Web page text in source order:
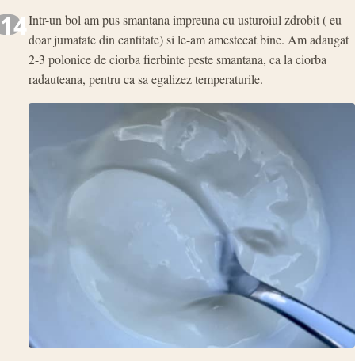
14Intr-un bol am pus smantana impreuna cu usturoiul zdrobit ( eu
doar jumatate din cantitate) si le-am amestecat bine. Am adaugat
2-3 polonice de ciorba fierbinte peste smantana, ca la ciorba
radauteana, pentru ca sa egalizez temperaturile.